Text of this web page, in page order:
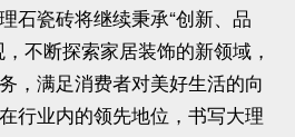
石瓷砖将继续秉承“创新、品
不断探索家居装饰的新领域，
，满足消费者对美好生活的向
行业内的领先地位，书写大理